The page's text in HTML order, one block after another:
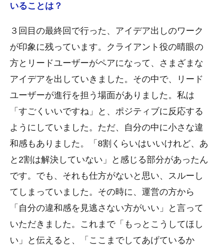
いることは？
３回目の最終回で行った、アイデア出しのワーク
が印象に残っています。クライアント役の晴眼の
方とリードユーザーがペアになって、さまざまな
アイデアを出していきました。その中で、リード
ユーザーが進行を担う場面がありました。私は
「すごくいいですね」と、ポジティブに反応する
ようにしていました。ただ、自分の中に小さな違
和感もありました。「8割くらいはいいけれど、あ
と2割は解決していない」と感じる部分があったん
です。でも、それも仕方がないと思い、スルーし
てしまっていました。その時に、運営の方から
「自分の違和感を見逃さない方がいい」と言って
いただきました。これまで「もっとこうしてほし
い」と伝えると、「ここまでしてあげているか